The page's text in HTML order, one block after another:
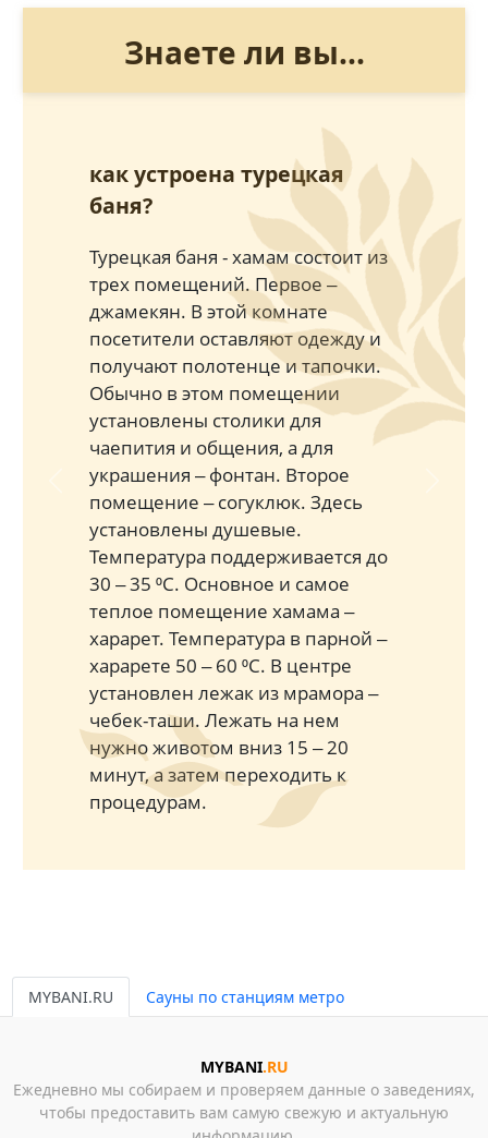
Знаете ли вы...
как устроена турецкая
баня?
Турецкая баня - хамам состоит из
трех помещений. Первое ‒
джамекян. В этой комнате
посетители оставляют одежду и
получают полотенце и тапочки.
Обычно в этом помещении
установлены столики для
чаепития и общения, а для
украшения ‒ фонтан. Второе
помещение ‒ согуклюк. Здесь
установлены душевые.
Температура поддерживается до
30 ‒ 35 ⁰С. Основное и самое
теплое помещение хамама ‒
харарет. Температура в парной ‒
харарете 50 ‒ 60 ⁰С. В центре
установлен лежак из мрамора ‒
чебек-таши. Лежать на нем
нужно животом вниз 15 ‒ 20
минут, а затем переходить к
процедурам.
Previous
MYBANI.RU Сауны по станциям метро
MYBANI.RU
Ежедневно мы собираем и проверяем данные о заведениях,
чтобы предоставить вам самую свежую и актуальную